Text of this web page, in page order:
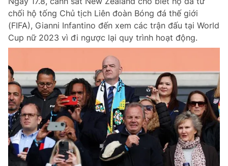
chối hộ tống Chủ tịch Liên đoàn Bóng đá thế giới
(FIFA), Gianni Infantino đến xem các trận đấu tại World
Cup nữ 2023 vì đi ngược lại quy trình hoạt động.